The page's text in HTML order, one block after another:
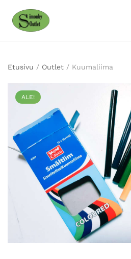
Skip to main content
Etusivu / Outlet / Kuumaliima
ALE!